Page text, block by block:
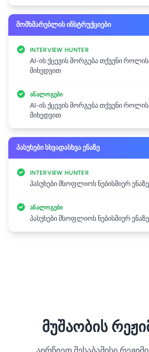
მომხმარებლის ინსტრუქციები
INTERVIEW HUNTER
AI-ის ქცევის მორგება თქვენი
მიხედვით
ᲐᲜᲐᲚᲝᲒᲔᲑᲘ
AI-ის ქცევის მორგება თქვენი
მიხედვით
პასუხები სხვადასხვა ენაზე
INTERVIEW HUNTER
პასუხები მსოფლიოს ნებისმიერ ენაზე
ᲐᲜᲐᲚᲝᲒᲔᲑᲘ
პასუხები მსოფლიოს ნებისმიერ ენაზე
მუშაობის